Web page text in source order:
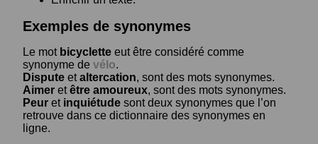
Exemples de synonymes
Le mot bicyclette eut être considéré comme
synonyme de vélo.
Dispute etaltercation, sont des mots synonymes.
Aimer etêtre amoureux, sont des mots synonymes.
Peur et inquiétude sont deux synonymes que l’on
retrouve dans ce dictionnaire des synonymes en
ligne.